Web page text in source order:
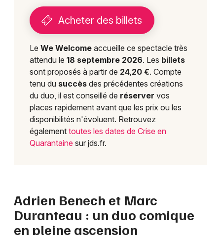
Acheter des billets
Le We Welcome accueille ce spectacle très
attendu le 18 septembre 2026. Les billets
sont proposés à partir de 24,20 €. Compte
tenu du succès des précédentes créations
du duo, il est conseillé de réserver vos
places rapidement avant que les prix ou les
disponibilités n'évoluent. Retrouvez
également toutes les dates de Crise en
Quarantaine sur jds.fr.
Adrien Benech et Marc
Duranteau : un duo comique
en pleine ascension